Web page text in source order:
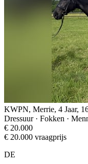
KWPN, Merrie, 4 Jaar,
Dressuur · Fokken ·
€ 20.000
€ 20.000 vraagprijs
DE